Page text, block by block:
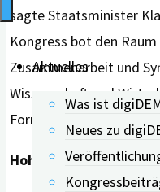
Aktuelles
Was ist
Neues zu
sagte Staatsminister
Kongress bot den
Zusammenarbeit und
Wissenschaft und
Format Taktgeber beim
Hoher Besuch